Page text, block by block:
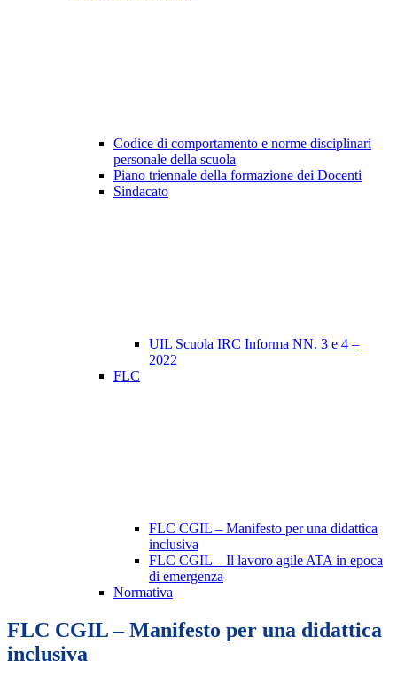
Codice di comportamento e norme disciplinari
personale della scuola
Piano triennale della formazione dei Docenti
Sindacato
UIL Scuola IRC Informa NN. 3 e 4 –
2022
FLC
FLC CGIL – Manifesto per una didattica
inclusiva
FLC CGIL – Il lavoro agile ATA in epoca
di emergenza
Normativa
FLC CGIL – Manifesto per una didattica
inclusiva